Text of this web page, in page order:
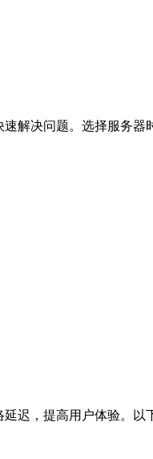
解决问题。选择服务器
迟，提高用户体验。以